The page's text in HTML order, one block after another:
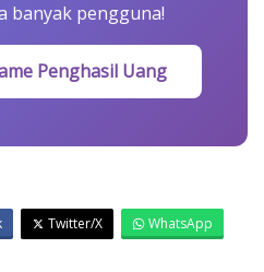
banyak pengguna!
Penghasil Uang
Twitter/X
WhatsApp